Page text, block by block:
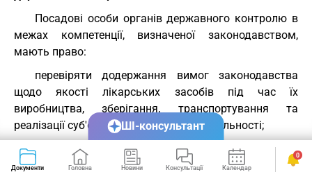
Посадові особи органів державного контролю в
межах компетенції, визначеної законодавством,
мають право:
перевіряти додержання вимог законодавства
щодо якості лікарських засобів під час їх
виробництва, зберігання, транспортування та
реалізації суб'єктами господарської діяльності;
безперешкодно проводити огляд будь-яких
виробничих, складських, торговельних приміщень
Документи Головна Новини Консультації Календар Сервіси
0
ШІ-консультант